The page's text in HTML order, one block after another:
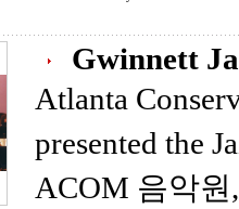
Gwinnett
Atlanta
presented the Jazz
ACOM 음악원,